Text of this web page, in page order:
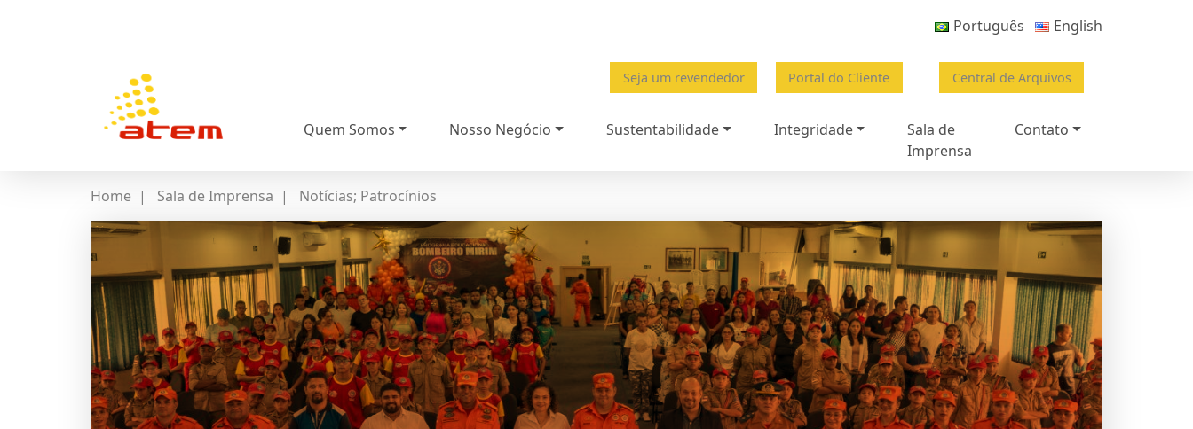
Português English
Seja um revendedor Portal do Cliente Central de Arquivos
Quem Somos Nosso Negócio Sustentabilidade Integridade
Sala de
Imprensa
Contato
Home | Sala de Imprensa | Notícias; Patrocínios